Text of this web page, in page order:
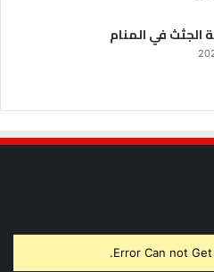
الجثث في المنام
Error Can not